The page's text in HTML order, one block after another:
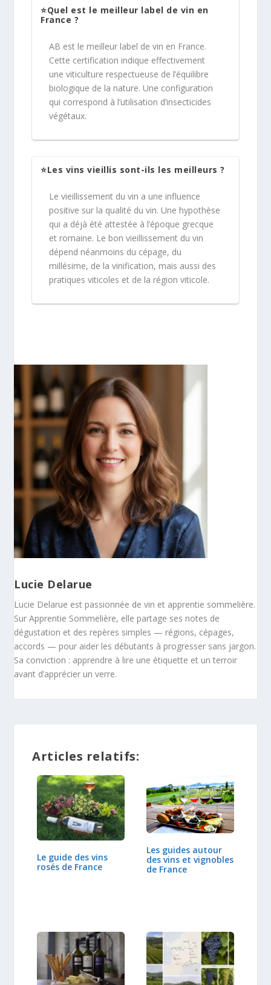
⭐Quel est le meilleur label de vin en
France ?
AB est le meilleur label de vin en France.
Cette certification indique effectivement
une viticulture respectueuse de l’équilibre
biologique de la nature. Une configuration
qui correspond à l’utilisation d’insecticides
végétaux.
⭐Les vins vieillis sont-ils les meilleurs ?
Le vieillissement du vin a une influence
positive sur la qualité du vin. Une hypothèse
qui a déjà été attestée à l’époque grecque
et romaine. Le bon vieillissement du vin
dépend néanmoins du cépage, du
millésime, de la vinification, mais aussi des
pratiques viticoles et de la région viticole.
Lucie Delarue
Lucie Delarue est passionnée de vin et apprentie sommelière.
Sur Apprentie Sommelière, elle partage ses notes de
dégustation et des repères simples — régions, cépages,
accords — pour aider les débutants à progresser sans jargon.
Sa conviction : apprendre à lire une étiquette et un terroir
avant d’apprécier un verre.
Articles relatifs:
Le guide des vins
rosés de France
Les guides autour
des vins et vignobles
de France